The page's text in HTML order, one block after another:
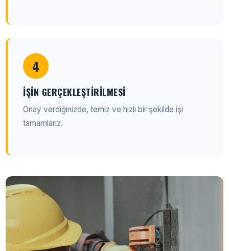
4
İŞIN GERÇEKLEŞTIRILMESI
Onay verdiğinizde, temiz ve hızlı bir şekilde işi
tamamlarız.